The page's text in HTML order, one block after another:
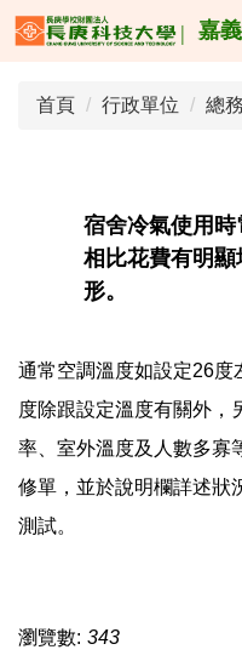
跳
到
嘉
首頁 行政單位 總
宿舍冷氣使用
相比花費有明
形。
通常空調溫度如設定26度
度除跟設定溫度有關外，
率、室外溫度及人數多寡
修單，並於說明欄詳述狀
測試。
瀏覽數: 343